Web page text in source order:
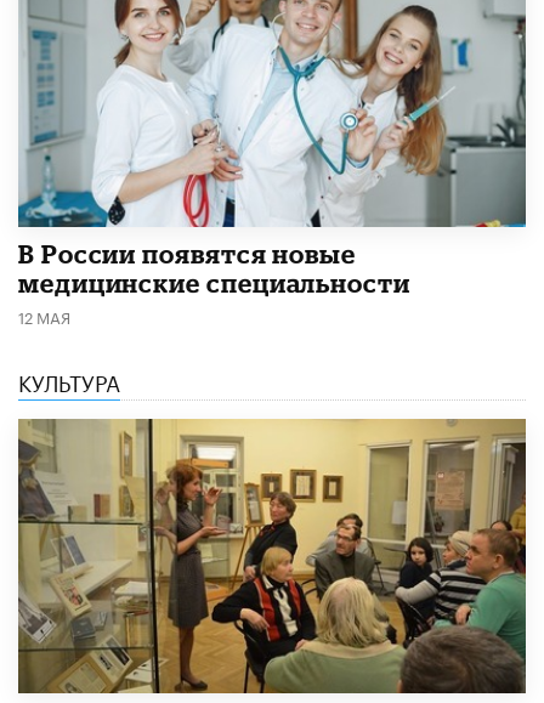
В России появятся новые
медицинские специальности
12 МАЯ
КУЛЬТУРА